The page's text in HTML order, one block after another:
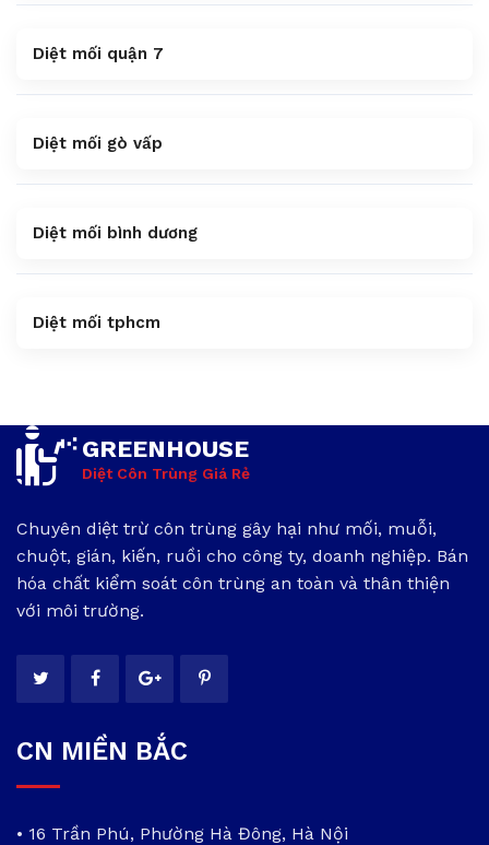
Diệt mối quận 7
Diệt mối gò vấp
Diệt mối bình dương
Diệt mối tphcm
GREENHOUSE
Diệt Côn Trùng Giá Rẻ
Chuyên diệt trừ côn trùng gây hại như mối, muỗi,
chuột, gián, kiến, ruồi cho công ty, doanh nghiệp. Bán
hóa chất kiểm soát côn trùng an toàn và thân thiện
với môi trường.
CN MIỀN BẮC
• 16 Trần Phú, Phường Hà Đông, Hà Nội